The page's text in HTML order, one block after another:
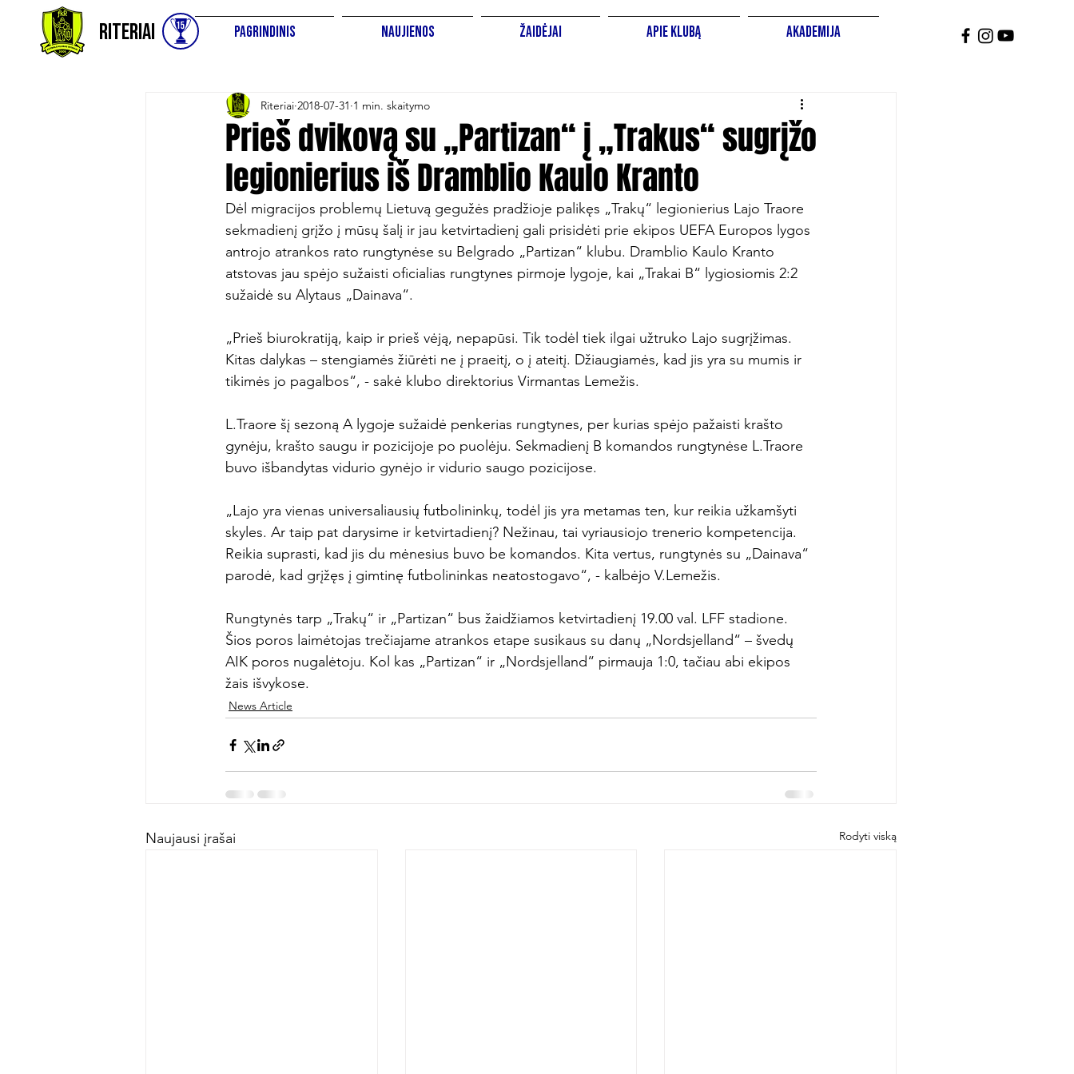
Riteriai Pagrindinis Naujienos Žaidėjai Apie Klubą Akademija
Prieš dvikovą su „Partizan“ į „Trakus“ sugrįžo
legionierius iš Dramblio Kaulo Kranto
Riteriai 2018-07-31 1 min. skaitymo
Dėl migracijos problemų Lietuvą gegužės pradžioje palikęs „Trakų“ legionierius Lajo Traore
sekmadienį grįžo į mūsų šalį ir jau ketvirtadienį gali prisidėti prie ekipos UEFA Europos lygos
antrojo atrankos rato rungtynėse su Belgrado „Partizan“ klubu. Dramblio Kaulo Kranto
atstovas jau spėjo sužaisti oficialias rungtynes pirmoje lygoje, kai „Trakai B“ lygiosiomis 2:2
sužaidė su Alytaus „Dainava“.
„Prieš biurokratiją, kaip ir prieš vėją, nepapūsi. Tik todėl tiek ilgai užtruko Lajo sugrįžimas.
Kitas dalykas – stengiamės žiūrėti ne į praeitį, o į ateitį. Džiaugiamės, kad jis yra su mumis ir
tikimės jo pagalbos“, - sakė klubo direktorius Virmantas Lemežis.
L.Traore šį sezoną A lygoje sužaidė penkerias rungtynes, per kurias spėjo pažaisti krašto
gynėju, krašto saugu ir pozicijoje po puolėju. Sekmadienį B komandos rungtynėse L.Traore
buvo išbandytas vidurio gynėjo ir vidurio saugo pozicijose.
„Lajo yra vienas universaliausių futbolininkų, todėl jis yra metamas ten, kur reikia užkamšyti
skyles. Ar taip pat darysime ir ketvirtadienį? Nežinau, tai vyriausiojo trenerio kompetencija.
Reikia suprasti, kad jis du mėnesius buvo be komandos. Kita vertus, rungtynės su „Dainava“
parodė, kad grįžęs į gimtinę futbolininkas neatostogavo“, - kalbėjo V.Lemežis.
Rungtynės tarp „Trakų“ ir „Partizan“ bus žaidžiamos ketvirtadienį 19.00 val. LFF stadione.
Šios poros laimėtojas trečiajame atrankos etape susikaus su danų „Nordsjelland“ – švedų
AIK poros nugalėtoju. Kol kas „Partizan“ ir „Nordsjelland“ pirmauja 1:0, tačiau abi ekipos
žais išvykose.
News Article
Naujausi įrašai Rodyti viską